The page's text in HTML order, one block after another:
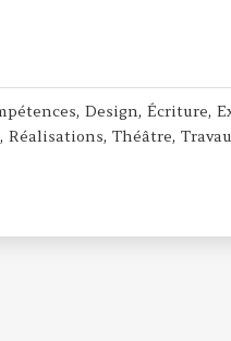
,Design,Écriture,
,Réalisations,Théâtre,